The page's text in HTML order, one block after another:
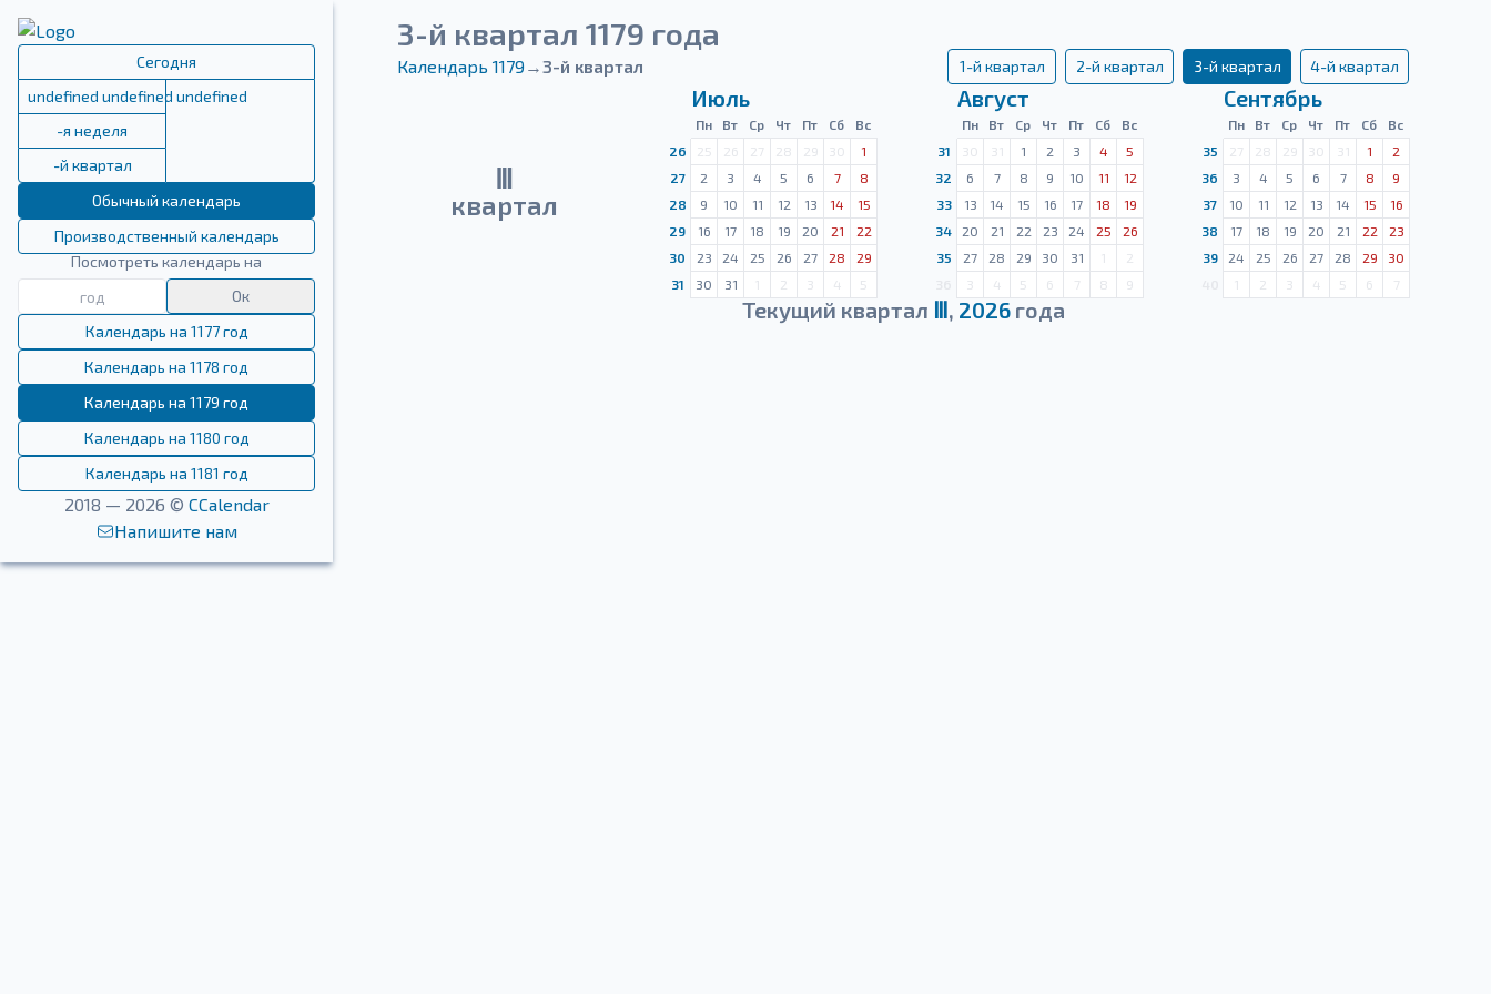
Сегодня
undefined undefined undefined
-я неделя
-й квартал
Обычный календарь
Производственный календарь
Посмотреть календарь на
Ок
Календарь на 1177 год
Календарь на 1178 год
Календарь на 1179 год
Календарь на 1180 год
Календарь на 1181 год
2018 — 2026 © CCalendar
Напишите нам
3-й квартал 1179 года
Календарь 1179→3-й квартал 1-й квартал 2-й квартал 3-й квартал 4-й квартал
Ⅲ
квартал
Июль
Пн Вт Ср Чт Пт Сб
Вс
26
25 26 27 28 29 30
1
27
2 3 4 5 6 7
8
28
9 10 11 12 13 14
15
29
16 17 18 19 20 21
22
30
23 24 25 26 27 28
29
31
30 31 1 2 3 4 5
Август
Пн Вт Ср Чт Пт Сб
Вс
31
30 31 1 2 3 4
5
32
6 7 8 9 10 11
12
33
13 14 15 16 17 18
19
34
20 21 22 23 24 25
26
35
27 28 29 30 31 1
2
3 4 5 6 7 8 9
Сентябрь
Пн Вт Ср Чт Пт Сб
Вс
35
27 28 29 30 31 1
2
36
3 4 5 6 7 8
9
37
10 11 12 13 14 15
16
38
17 18 19 20 21 22
23
39
24 25 26 27 28 29
30
1 2 3 4 5 6 7
Текущий квартал Ⅲ, 2026года